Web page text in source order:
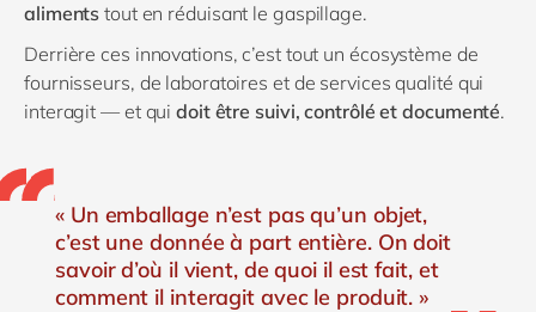
aliments tout en réduisant le gaspillage.
Derrière ces innovations, c’est tout un écosystème de
fournisseurs, de laboratoires et de services qualité qui
interagit — et quidoit être suivi, contrôlé et documenté.
« Un emballage n’est pas qu’un objet,
c’est une donnée à part entière. On doit
savoir d’où il vient, de quoi il est fait, et
comment il interagit avec le produit. »